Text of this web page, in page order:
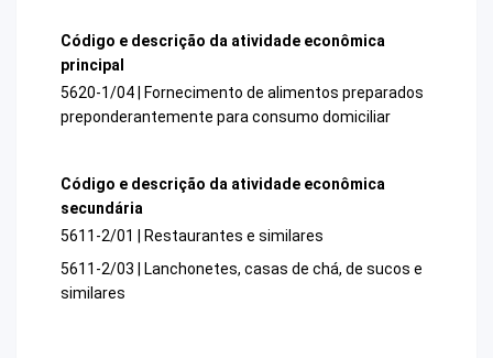
Código e descrição da atividade econômica
principal
5620-1/04 | Fornecimento de alimentos preparados
preponderantemente para consumo domiciliar
Código e descrição da atividade econômica
secundária
5611-2/01 | Restaurantes e similares
5611-2/03 | Lanchonetes, casas de chá, de sucos e
similares